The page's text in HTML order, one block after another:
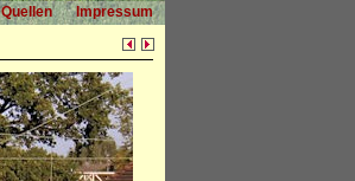
Quellen
Impressum